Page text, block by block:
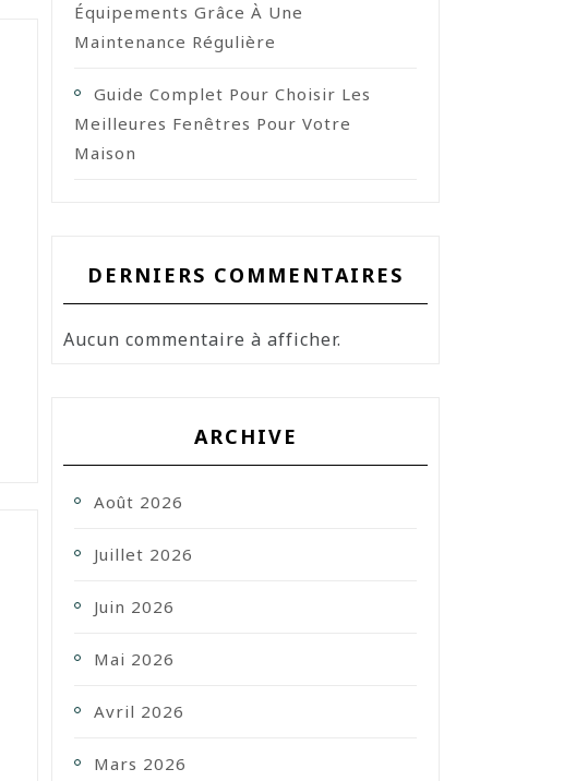
Équipements Grâce À Une
Maintenance Régulière
Guide Complet Pour Choisir Les
Meilleures Fenêtres Pour Votre
Maison
DERNIERS COMMENTAIRES
Aucun commentaire à afficher.
ARCHIVE
Août 2026
Juillet 2026
Juin 2026
Mai 2026
Avril 2026
Mars 2026